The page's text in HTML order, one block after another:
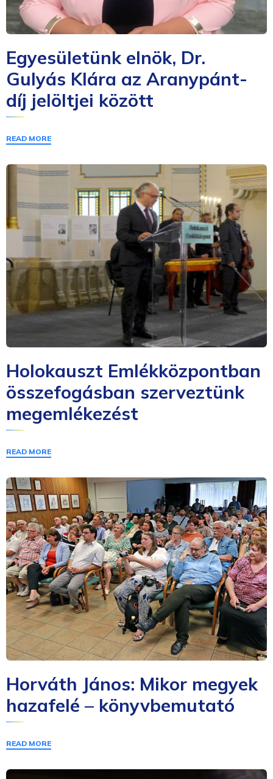
Egyesületünk elnök, Dr.
Gulyás Klára az Aranypánt-
díj jelöltjei között
READ MORE
Holokauszt Emlékközpontban
összefogásban szerveztünk
megemlékezést
READ MORE
Horváth János: Mikor megyek
hazafelé – könyvbemutató
READ MORE